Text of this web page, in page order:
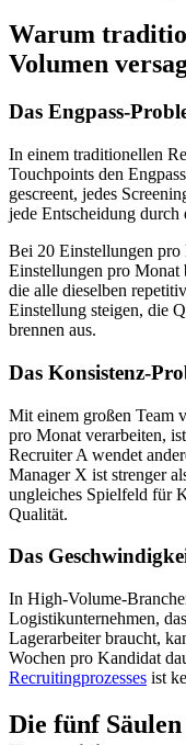
Warum
Volumen
Das Engpass-
In einem traditionellen
Touchpoints den
gescreent, jedes
jede Entscheidung
Bei 20 Einstellungen pro
Einstellungen pro Monat
die alle dieselben
Einstellung steigen, die
brennen aus.
Das Konsistenz-
Mit einem großen Team
pro Monat verarbeiten,
Recruiter A wendet
Manager X ist strenger
ungleiches Spielfeld für
Qualität.
Das
In High-Volume-
Logistikunternehmen,
Lagerarbeiter braucht,
Wochen pro Kandidat
Recruitingprozesses ist
Die fünf